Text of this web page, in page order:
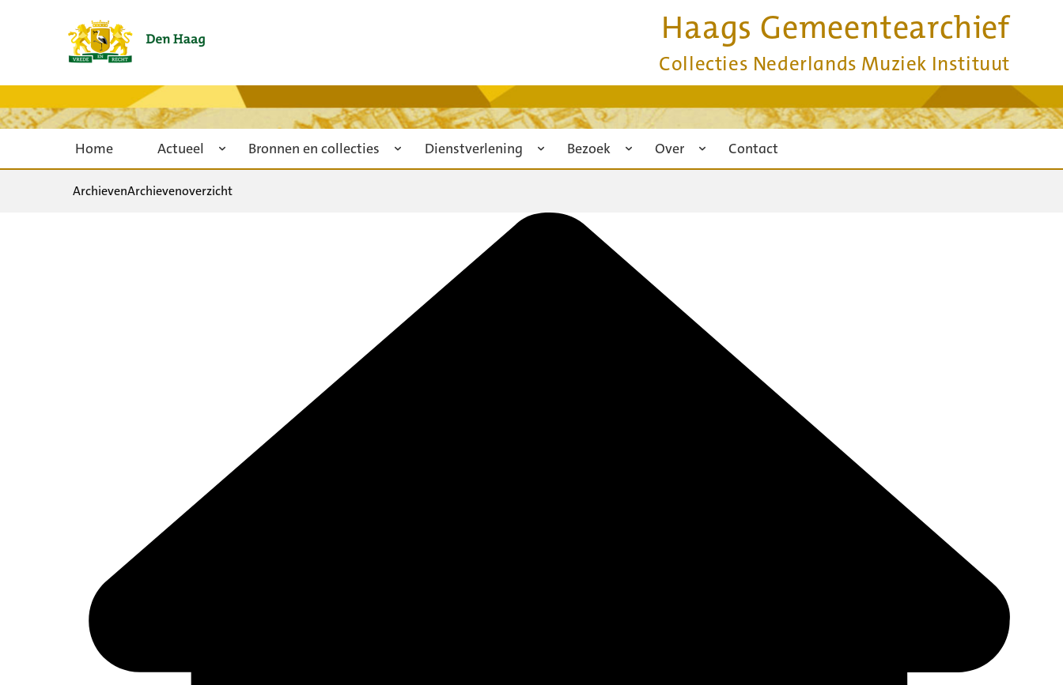
Haags Gemeentearchief
Collecties Nederlands Muziek Instituut
Home Actueel Bronnen en collecties Dienstverlening Bezoek Over Contact
ArchievenArchievenoverzicht